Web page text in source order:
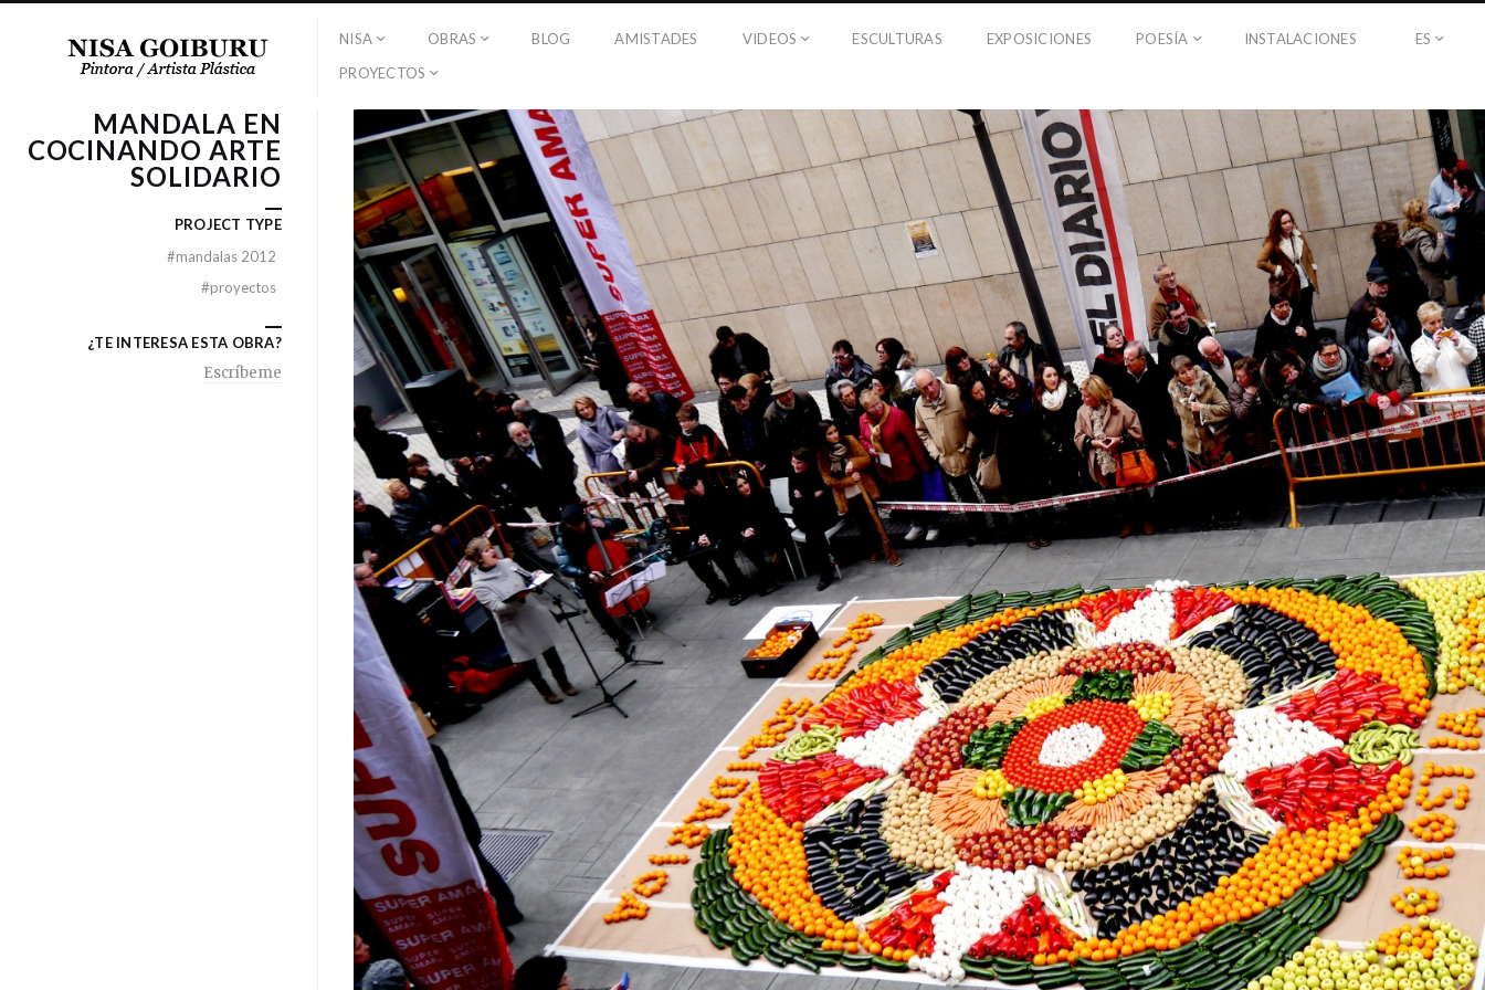
NISA OBRAS BLOG AMISTADES VIDEOS ESCULTURAS EXPOSICIONES POESÍA
INSTALACIONES
PROYECTOS
ES
MANDALA EN
COCINANDO ARTE
SOLIDARIO
PROJECT TYPE
#mandalas 2012
#proyectos
¿TE INTERESA ESTA OBRA?
Escríbeme